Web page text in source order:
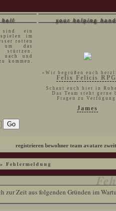
hell your helping
sind ein
im
rotten
um das
nach und
kommen.
»Wir begrüßen euch
Felix Felicis RPG
Schaut euch hier in
Das Team steht gerne
Fragen zu
James
registrieren bewohner team avatare
» Fehlermeldung
zur Zeit aus folgenden Gründen im